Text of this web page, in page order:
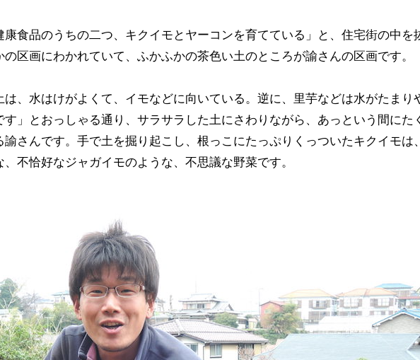
康食品のうちの二つ、キクイモとヤーコンを育てている」と、住宅街の中を
区画にわかれていて、ふかふかの茶色い土のところが諭さんの区画です。
は、水はけがよくて、イモなどに向いている。逆に、里芋などは水がたまり
す」とおっしゃる通り、サラサラした土にさわりながら、あっという間にた
諭さんです。手で土を掘り起こし、根っこにたっぷりくっついたキクイモは
不恰好なジャガイモのような、不思議な野菜です。